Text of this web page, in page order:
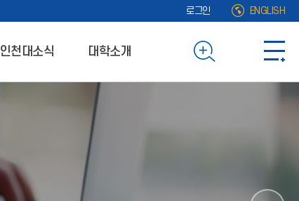
로그인 ENGLISH
인천대소식 대학소개